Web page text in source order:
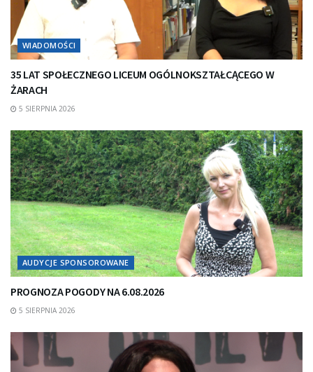
WIADOMOŚCI
35 LAT SPOŁECZNEGO LICEUM OGÓLNOKSZTAŁCĄCEGO W
ŻARACH
5 SIERPNIA 2026
AUDYCJE SPONSOROWANE
PROGNOZA POGODY NA 6.08.2026
5 SIERPNIA 2026